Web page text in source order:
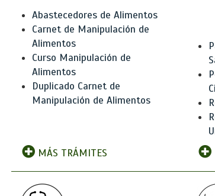
Abastecedores de Alimentos
Carnet de Manipulación de
Alimentos
Curso Manipulación de
Alimentos
Duplicado Carnet de
Manipulación de Alimentos
MÁS TRÁMITES